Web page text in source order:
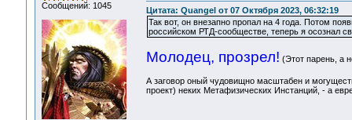
Сообщений: 1045
Цитата: Quangel от 07 Октября 2023, 06:32:19
Так вот, он внезапно пропал на 4 года. Потом
российском РТД-сообществе, теперь я осознал
Молодец, прозрел! (Этот парень, а
А заговор оный чудовищно масштабен и
проект) неких Метафизических Инстанций, - а